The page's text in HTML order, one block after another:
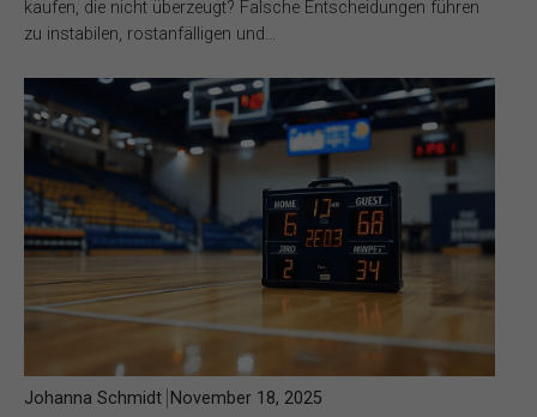
kaufen, die nicht überzeugt? Falsche Entscheidungen führen
zu instabilen, rostanfälligen und…
Johanna Schmidt November 18, 2025